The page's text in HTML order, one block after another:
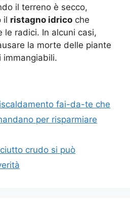
il terreno è secco,
il ristagno idrico che
le radici. In alcuni casi,
la morte delle piante
immangiabili.
fai-da-te che
per risparmiare
crudo si può